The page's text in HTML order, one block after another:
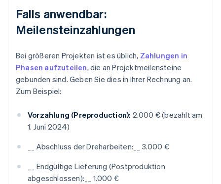
Falls anwendbar:
Meilensteinzahlungen
Bei größeren Projekten ist es üblich, Zahlungen in
Phasen aufzuteilen, die an Projektmeilensteine
gebunden sind. Geben Sie dies in Ihrer Rechnung an.
Zum Beispiel:
Vorzahlung (Preproduction): 2.000 € (bezahlt am
1. Juni 2024)
__ Abschluss der Dreharbeiten:__ 3.000 €
__ Endgültige Lieferung (Postproduktion
abgeschlossen):__ 1.000 €